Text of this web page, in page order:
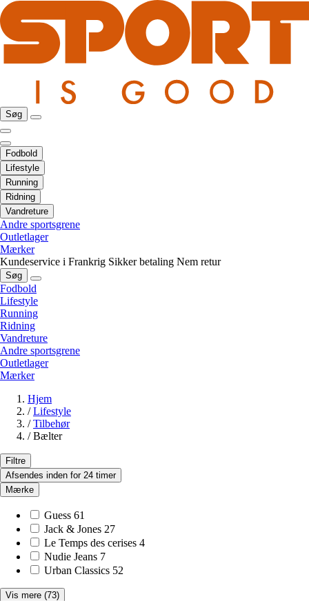
Søg
Fodbold
Lifestyle
Running
Ridning
Vandreture
Andre sportsgrene
Outletlager
Mærker
Kundeservice i Frankrig Sikker betaling Nem retur
Søg
Fodbold
Lifestyle
Running
Ridning
Vandreture
Andre sportsgrene
Outletlager
Mærker
Hjem
/ Lifestyle
/ Tilbehør
/ Bælter
Filtre
Afsendes inden for 24 timer
Mærke
Guess 61
Jack & Jones 27
Le Temps des cerises 4
Nudie Jeans 7
Urban Classics 52
Vis mere (73)